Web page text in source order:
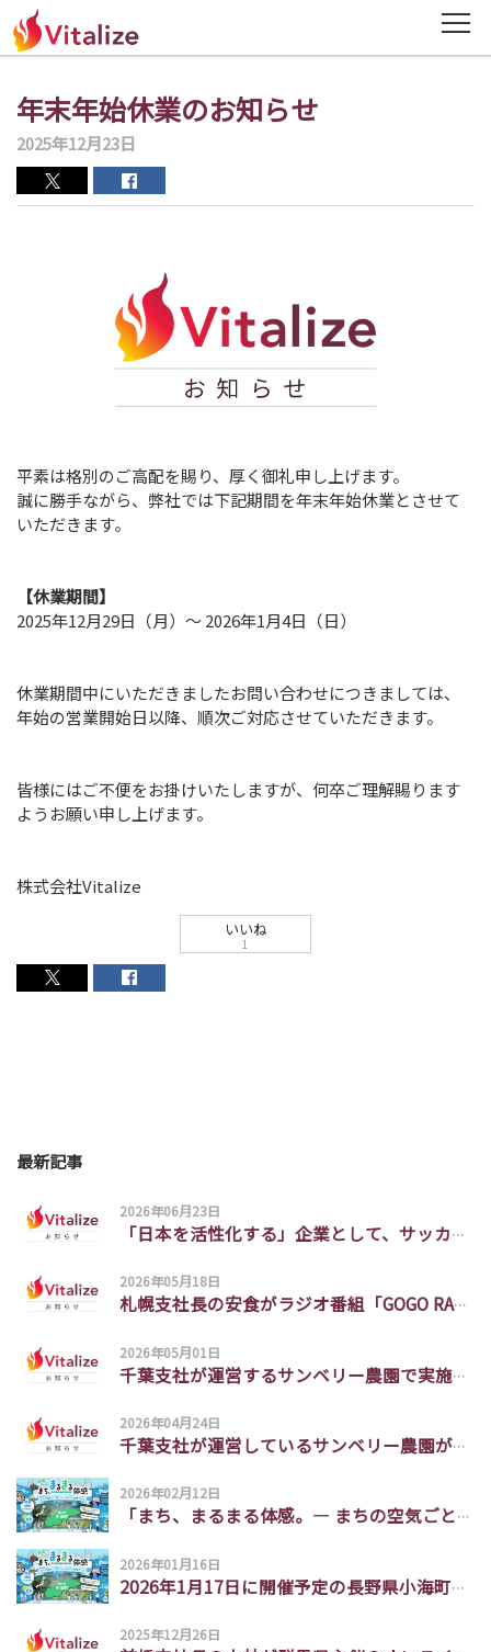
News
会社概要
Company
ビジネスエンジニアリング事業
Business Engineering
Regional Revitalization
Member
採用情報
受託開発 お問い合わせ
年末年始休業のお知らせ
2025年12月23日
平素は格別のご高配を賜り、厚く御礼申し上げます。
誠に勝手ながら、弊社では下記期間を年末年始休業とさせて
いただきます。
【休業期間】
2025年12月29日（月）～ 2026年1月4日（日）
休業期間中にいただきましたお問い合わせにつきましては、
年始の営業開始日以降、順次ご対応させていただきます。
皆様にはご不便をお掛けいたしますが、何卒ご理解賜ります
ようお願い申し上げます。
株式会社Vitalize
いいね
1
最新記事
2026年06月23日
「日本を活性化する」企業として、サッカー日本代表を応援します
2026年05月18日
札幌支社長の安食がラジオ番組「GOGO RADIO COMPANY（#ゴゴラジ）」にゲスト出演しました。
2026年05月01日
千葉支社が運営するサンベリー農園で実施した【イチゴ狩りイベント】が読売新聞に掲載されました。
2026年04月24日
千葉支社が運営しているサンベリー農園が読売新聞に掲載されました
2026年02月12日
「まち、まるまる体感。― まちの空気ごと感じる、ふるさと体験フェス ― 長野県 小海町編」がPR TIMESに掲載されました
2026年01月16日
2026年1月17日に開催予定の長野県小海町「ふるさと体験フェス」について、Yahoo!ニュースに掲載されました。
2025年12月26日